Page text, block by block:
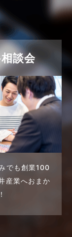
談会
でも創業100
産業へおまか